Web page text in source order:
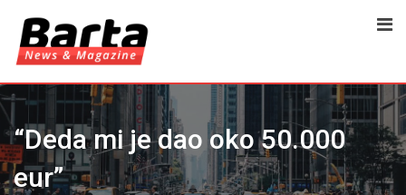
content
“Deda mi je dao oko 50.000
eur”